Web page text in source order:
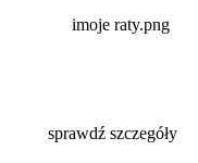
sprawdź szczegóły